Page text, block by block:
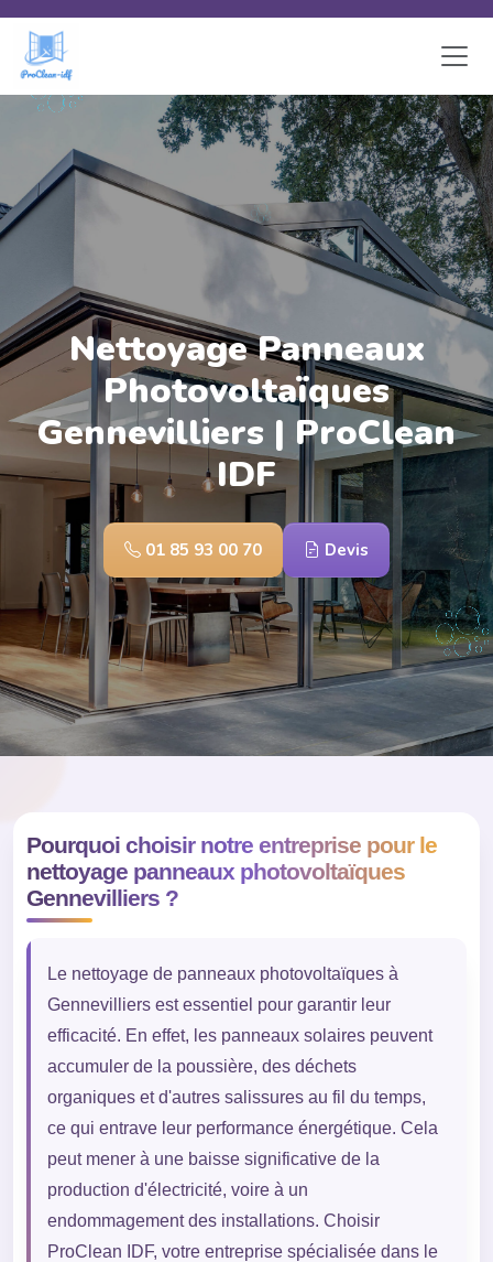
Skip to main content
Nettoyage Panneaux
Photovoltaïques
Gennevilliers | ProClean
IDF
01 85 93 00 70 Devis
Pourquoi choisir notre entreprise pour le
nettoyage panneaux photovoltaïques
Gennevilliers ?
Le nettoyage de panneaux photovoltaïques à
Gennevilliers est essentiel pour garantir leur
efficacité. En effet, les panneaux solaires peuvent
accumuler de la poussière, des déchets
organiques et d'autres salissures au fil du temps,
ce qui entrave leur performance énergétique. Cela
peut mener à une baisse significative de la
production d'électricité, voire à un
endommagement des installations. Choisir
ProClean IDF, votre entreprise spécialisée dans le